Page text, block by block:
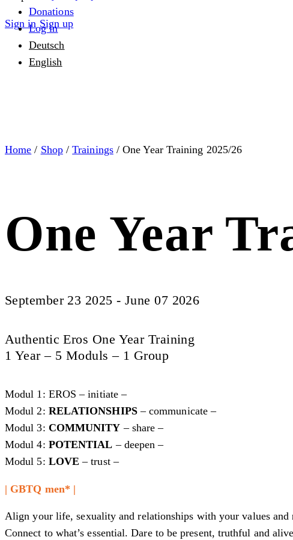
Sign in Sign up
Donations
Log in
Deutsch
English
Home / Shop/Trainings/ One Year Training 2025/26
One Year
September 23 2025 - June 07 2026
Authentic Eros One Year Training
1 Year – 5 Moduls – 1 Group
Modul 1: EROS – initiate –
Modul 2: RELATIONSHIPS– communicate –
Modul 3: COMMUNITY – share –
Modul 4: POTENTIAL – deepen –
Modul 5: LOVE – trust –
| GBTQ men* |
Align your life, sexuality and relationships with your values and
Connect to what’s essential. Dare to be present, truthful and